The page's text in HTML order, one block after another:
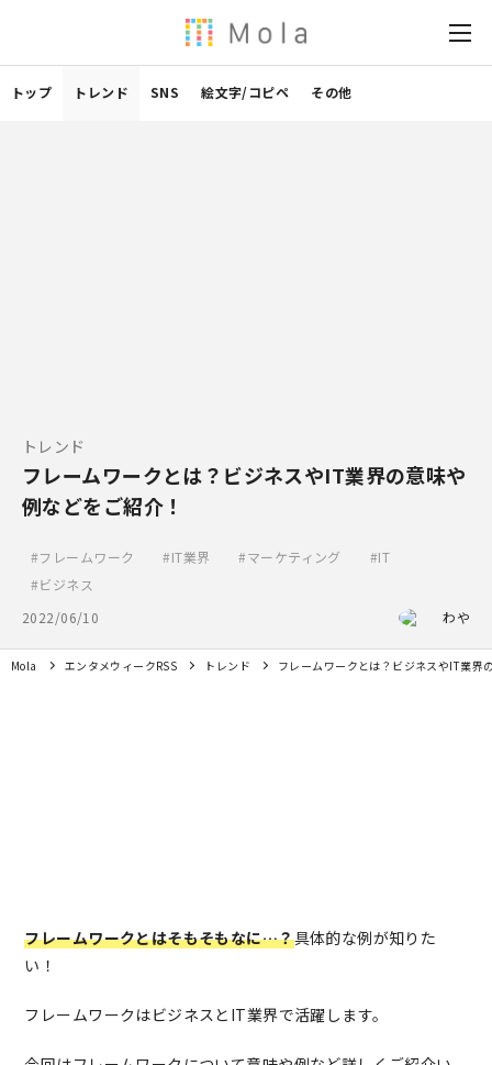
トップ トレンド SNS 絵文字/コピペ その他
トレンド
フレームワークとは？ビジネスやIT業界の意味や
例などをご紹介！
フレームワーク IT業界 マーケティング
IT
ビジネス
2022/06/10
わや
Mola エンタメウィークRSS トレンド フレームワークとは？ビジネスやIT業界
フレームワークとはそもそもなに…？具体的な例が知りた
い！
フレームワークはビジネスとIT業界で活躍します。